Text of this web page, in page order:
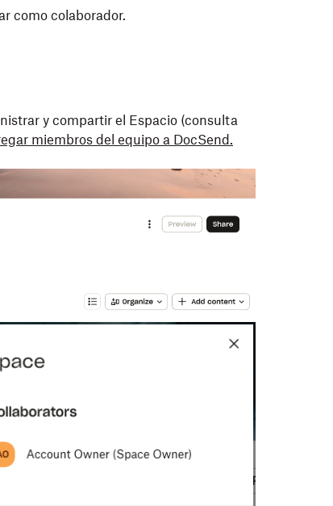
como colaborador.
y compartir el Espacio (consulta
miembros del equipo a DocSend.